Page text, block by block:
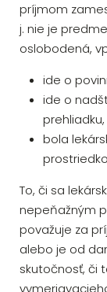
príjmom
j. nie je
oslobodená,
ide o
ide o
prehliadku,
bola
To, či sa
nepeňažným
považuje za
alebo je od
skutočnosť, či